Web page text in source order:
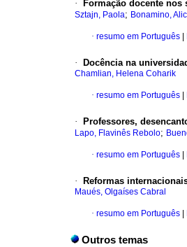
· Formação docente nos
Sztajn, Paola; Bonamino,
· resumo em Português
· Docência na
Chamlian, Helena Coharik
· resumo em Português
· Professores,
Lapo, Flavinês Rebolo;
· resumo em Português
· Reformas
Maués, Olgaíses Cabral
· resumo em Português
Outros temas